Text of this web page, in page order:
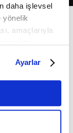
daha işlevsel
yönelik
amaçlarıyla
bilgi için
uyarınca
Ayarlar